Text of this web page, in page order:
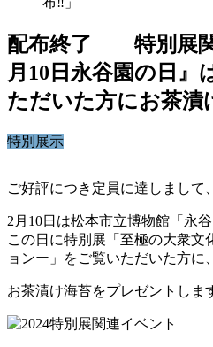
配布終了 特別展関
月10日永谷園の日』
ただいた方にお茶漬
特別展示
ご好評につき定員に達しまして
2月10日は松本市立博物館「永谷
この日に特別展「至極の大衆
ョンー」をご覧いただいた方に、
お茶漬け海苔をプレゼントしま